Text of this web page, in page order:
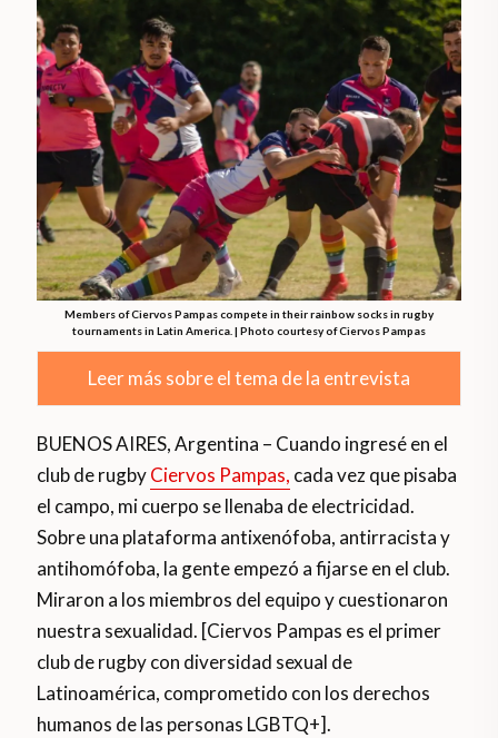
Members of Ciervos Pampas compete in their rainbow socks in rugby
tournaments in Latin America. | Photo courtesy of Ciervos Pampas
Leer más sobre el tema de la entrevista
BUENOS AIRES, Argentina – Cuando ingresé en el
club de rugbyCiervos Pampas, cada vez que pisaba
el campo, mi cuerpo se llenaba de electricidad.
Sobre una plataforma antixenófoba, antirracista y
antihomófoba, la gente empezó a fijarse en el club.
Miraron a los miembros del equipo y cuestionaron
nuestra sexualidad. [Ciervos Pampas es el primer
club de rugby con diversidad sexual de
Latinoamérica, comprometido con los derechos
humanos de las personas LGBTQ+].